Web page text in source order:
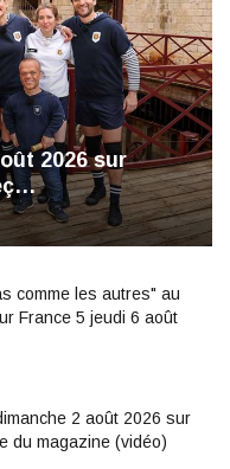
2026 sur
comme les autres" au
France 5 jeudi 6 août
2 août 2026 sur
du magazine (vidéo)